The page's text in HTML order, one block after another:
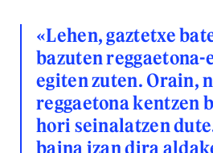
«Lehen, gaztetxe
bazuten reggaetona-
egiten zuten. Orain,
reggaetona kentzen
hori seinalatzen
baina izan dira